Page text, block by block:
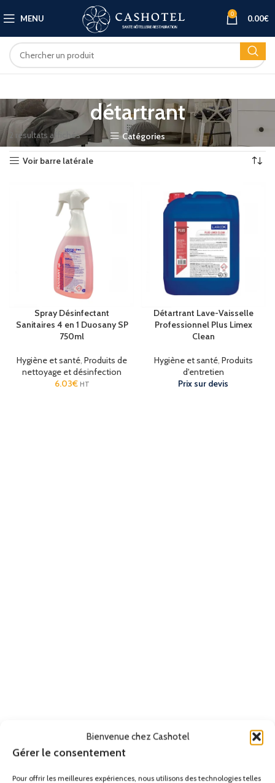
Bienvenue chez Cashotel
Gérer le consentement
Pour offrir les meilleures expériences, nous utilisons des technologies telles
MENU 0 0.00€
détartrant
Catégories
2 résultats affichés
Voir barre latérale
Spray Désinfectant
Sanitaires 4 en 1 Duosany SP
750ml
Hygiène et santé, Produits de
nettoyage et désinfection
6.03€ HT
Détartrant Lave-Vaisselle
Professionnel Plus Limex
Clean
Hygiène et santé, Produits
d'entretien
Prix sur devis